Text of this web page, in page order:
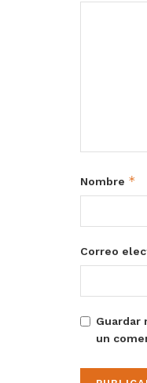
Nombre *
Correo
Guardar
un